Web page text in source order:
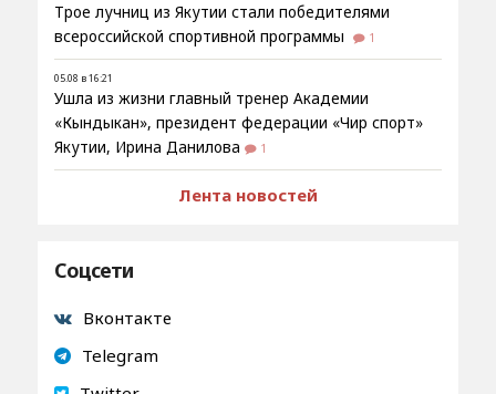
Трое лучниц из Якутии стали победителями
всероссийской спортивной программы
1
05.08 в 16:21
Ушла из жизни главный тренер Академии
«Кындыкан», президент федерации «Чир спорт»
Якутии, Ирина Данилова
1
Лента новостей
Соцсети
Вконтакте
Telegram